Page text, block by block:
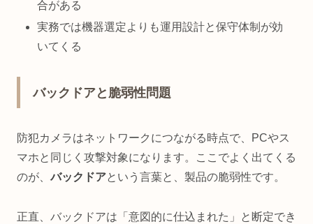
合がある
実務では機器選定よりも運用設計と保守体制が効
いてくる
バックドアと脆弱性問題
防犯カメラはネットワークにつながる時点で、PCやス
マホと同じく攻撃対象になります。ここでよく出てくる
のが、バックドアという言葉と、製品の脆弱性です。
正直、バックドアは「意図的に仕込まれた」と断定でき